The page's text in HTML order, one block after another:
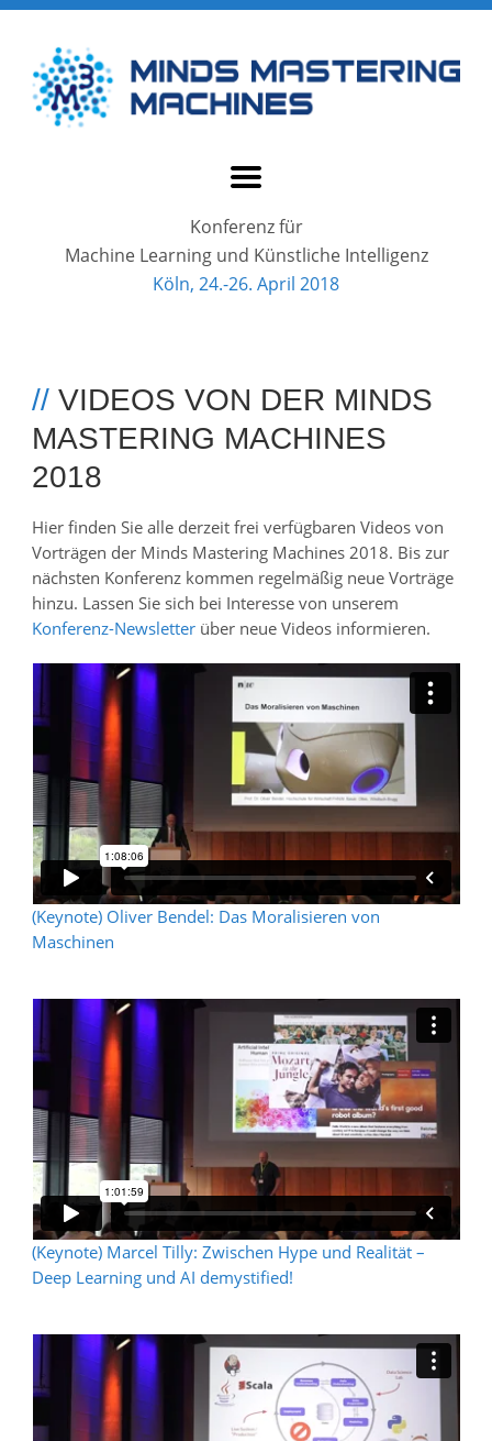
Konferenz für
Machine Learning und Künstliche Intelligenz
Köln, 24.-26. April 2018
// VIDEOS VON DER MINDS
MASTERING MACHINES
2018
Hier finden Sie alle derzeit frei verfügbaren Videos von
Vorträgen der Minds Mastering Machines 2018. Bis zur
nächsten Konferenz kommen regelmäßig neue Vorträge
hinzu. Lassen Sie sich bei Interesse von unserem
Konferenz-Newsletter über neue Videos informieren.
(Keynote) Oliver Bendel: Das Moralisieren von
Maschinen
(Keynote) Marcel Tilly: Zwischen Hype und Realität –
Deep Learning und AI demystified!